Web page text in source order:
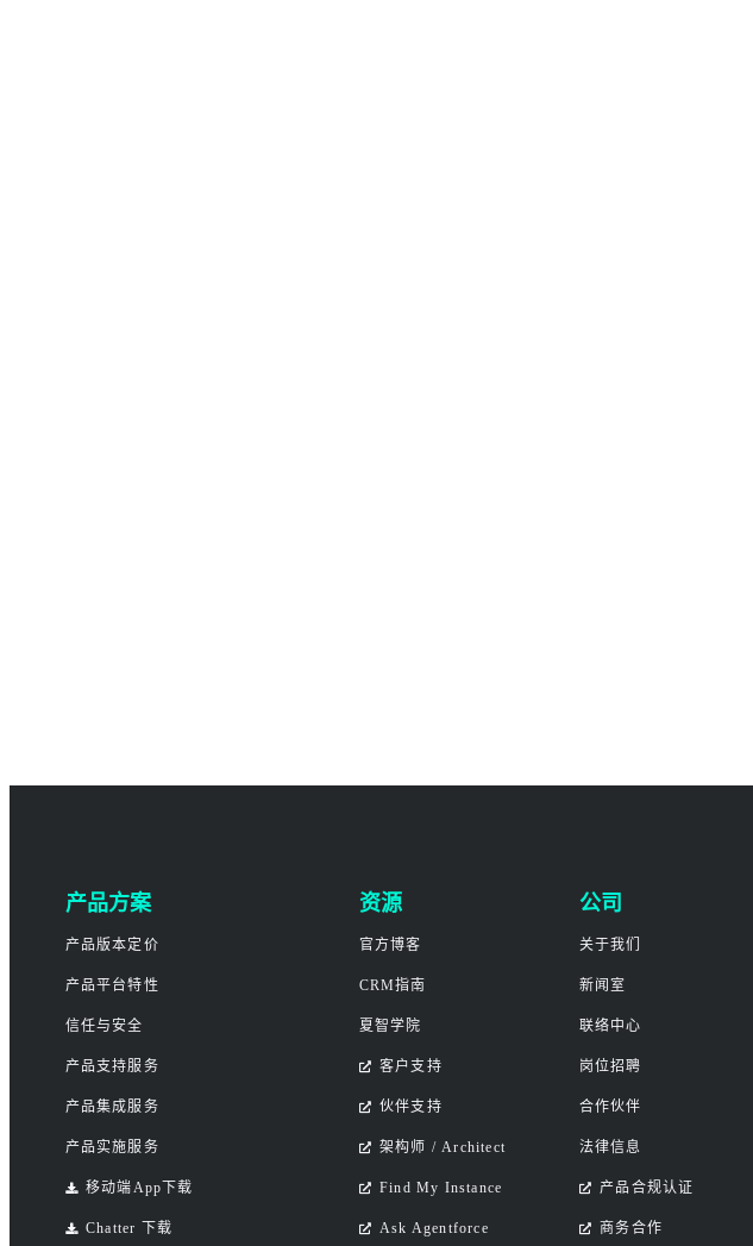
产品方案
产品版本定价
产品平台特性
信任与安全
产品支持服务
产品集成服务
产品实施服务
移动端App下载
Chatter 下载
资源
官方博客
CRM指南
夏智学院
客户支持
伙伴支持
架构师 / Architect
Find My Instance
Ask Agentforce
公司
关于我们
新闻室
联络中心
岗位招聘
合作伙伴
法律信息
产品合规认证
商务合作